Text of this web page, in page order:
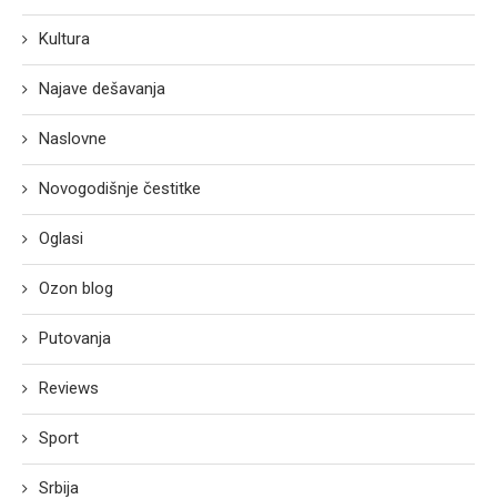
Kultura
Najave dešavanja
Naslovne
Novogodišnje čestitke
Oglasi
Ozon blog
Putovanja
Reviews
Sport
Srbija